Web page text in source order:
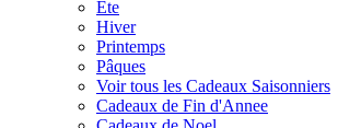
Ete
Hiver
Printemps
Pâques
Voir tous les Cadeaux Saisonniers
Cadeaux de Fin d'Annee